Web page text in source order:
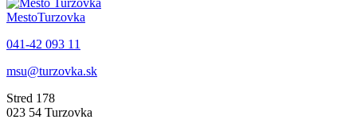
MestoTurzovka
041-42 093 11
msu@turzovka.sk
Stred 178
023 54 Turzovka